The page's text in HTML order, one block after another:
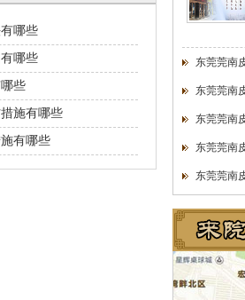
哪些
哪些
些
施有哪些
有哪些
东莞莞南
东莞莞南
东莞莞南
东莞莞南
东莞莞南